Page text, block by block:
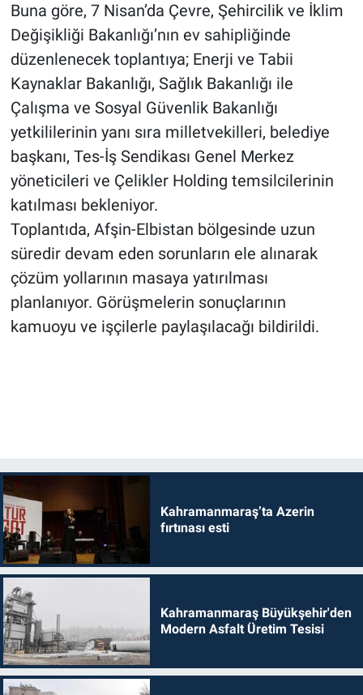
Buna göre, 7 Nisan’da Çevre, Şehircilik ve İklim
Değişikliği Bakanlığı’nın ev sahipliğinde
düzenlenecek toplantıya; Enerji ve Tabii
Kaynaklar Bakanlığı, Sağlık Bakanlığı ile
Çalışma ve Sosyal Güvenlik Bakanlığı
yetkililerinin yanı sıra milletvekilleri, belediye
başkanı, Tes-İş Sendikası Genel Merkez
yöneticileri ve Çelikler Holding temsilcilerinin
katılması bekleniyor.
Toplantıda, Afşin-Elbistan bölgesinde uzun
süredir devam eden sorunların ele alınarak
çözüm yollarının masaya yatırılması
planlanıyor. Görüşmelerin sonuçlarının
kamuoyu ve işçilerle paylaşılacağı bildirildi.
Kahramanmaraş’ta Azerin
fırtınası esti
Kahramanmaraş Büyükşehir'den
Modern Asfalt Üretim Tesisi